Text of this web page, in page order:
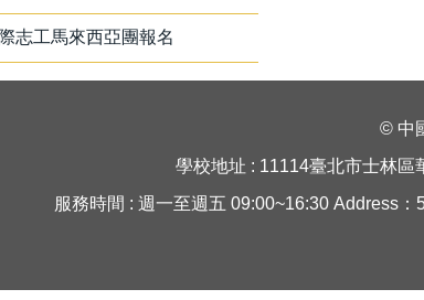
志工馬來西亞團報名
© 中
學校地址 : 11114臺北市士林區
服務時間 : 週一至週五 09:00~16:30 Address